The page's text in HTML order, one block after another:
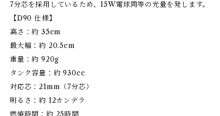
7分芯を採用しているため、15W電球同等の光量を発します。
【D90 仕様】
高さ：約 35cm
最大幅：約 20.5cm
重量：約 920g
タンク容量：約 930cc
対応芯：21mm（7分芯）
明るさ：約 12カンデラ
燃焼時間：約 25時間